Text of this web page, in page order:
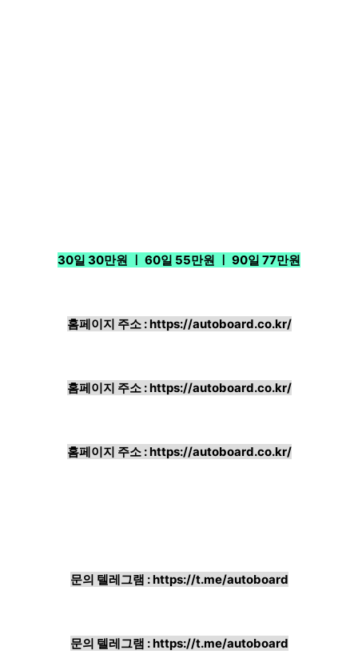
30일 30만원 ㅣ 60일 55만원 ㅣ 90일 77만원
홈페이지 주소 :https://autoboard.co.kr/
홈페이지 주소 :https://autoboard.co.kr/
홈페이지 주소 :https://autoboard.co.kr/
문의 텔레그램 :https://t.me/autoboard
문의 텔레그램 :https://t.me/autoboard